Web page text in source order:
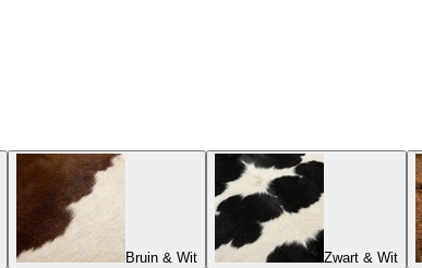
Bruin & Wit Zwart & Wit